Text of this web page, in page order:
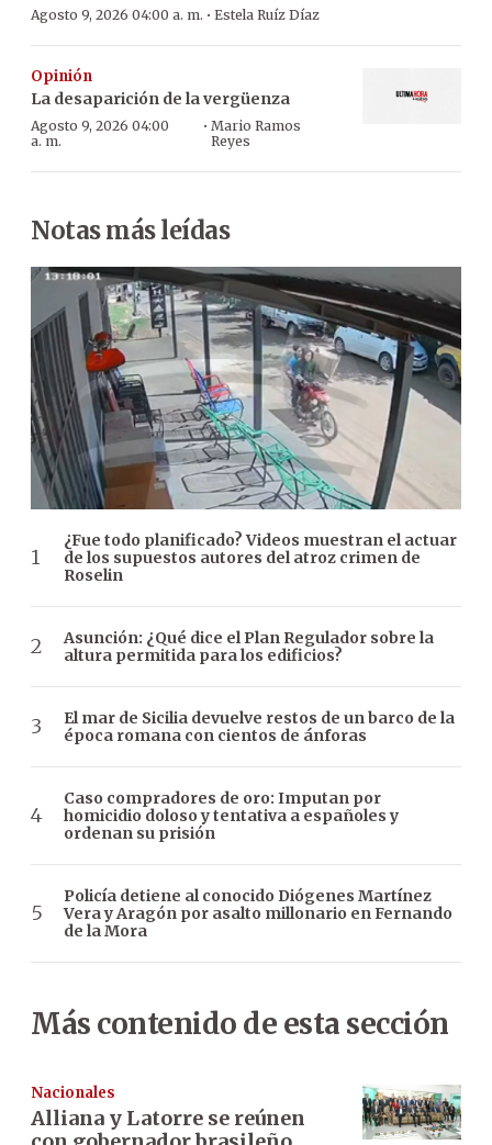
Agosto 9, 2026 04:00 a. m. · Estela Ruíz Díaz
Opinión
La desaparición de la vergüenza
Agosto 9, 2026 04:00
a. m.
· Mario Ramos
Reyes
Notas más leídas
¿Fue todo planificado? Videos muestran el actuar
de los supuestos autores del atroz crimen de
Roselin
Asunción: ¿Qué dice el Plan Regulador sobre la
altura permitida para los edificios?
El mar de Sicilia devuelve restos de un barco de la
época romana con cientos de ánforas
Caso compradores de oro: Imputan por
homicidio doloso y tentativa a españoles y
ordenan su prisión
Policía detiene al conocido Diógenes Martínez
Vera y Aragón por asalto millonario en Fernando
de la Mora
Más contenido de esta sección
Nacionales
Alliana y Latorre se reúnen